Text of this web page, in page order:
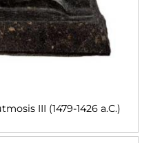
III (1479-1426 a.C.)